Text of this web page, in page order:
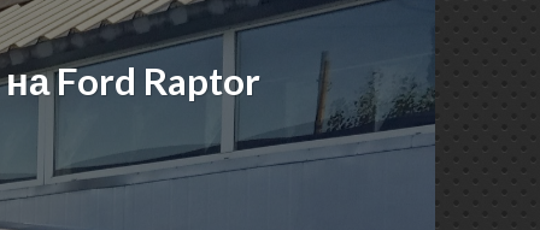
Ford Raptor